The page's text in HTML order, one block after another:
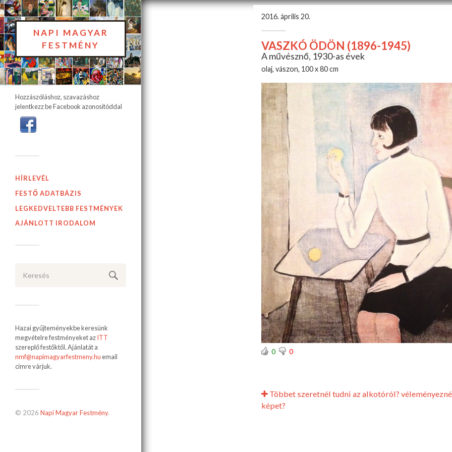
NAPI MAGYAR
FESTMÉNY
Hozzászóláshoz, szavazáshoz
jelentkezz be Facebook azonosítóddal
HÍRLEVÉL
FESTŐ ADATBÁZIS
LEGKEDVELTEBB FESTMÉNYEK
AJÁNLOTT IRODALOM
Hazai gyűjteményekbe keresünk
megvételre festményeket azITT
szereplő festőktől. Ajánlatát a
nmf@napimagyarfestmeny.hu email
címre várjuk.
© 2026 Napi Magyar Festmény.
2016. április 20.
VASZKÓ ÖDÖN (1896-1945)
A művésznő, 1930-as évek
olaj, vászon, 100 x 80 cm
0 0
Többet szeretnél tudni az alkotóról?
képet?